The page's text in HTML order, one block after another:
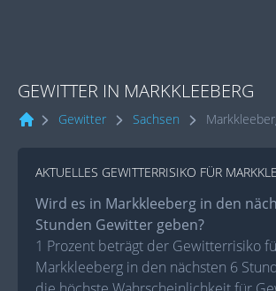
GEWITTER IN MARKKLEEBERG
Gewitter Sachsen
AKTUELLES GEWITTERRISIKO FÜR
Wird es in Markkleeberg in den
Stunden Gewitter geben?
1 Prozent beträgt der Gewitterrisiko
Markkleeberg in den nächsten 6